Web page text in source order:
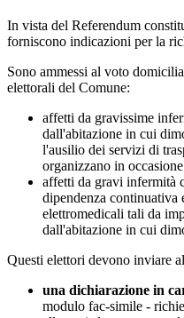
In vista del Referendum
forniscono indicazioni per la
Sono ammessi al voto
elettorali del Comune:
affetti da gravissime
dall'abitazione in cui
l'ausilio dei servizi di
organizzano in
affetti da gravi infermità
dipendenza continuativa
elettromedicali tali da
dall'abitazione in cui
Questi elettori devono inviare
una dichiarazione in
modulo fac-simile -